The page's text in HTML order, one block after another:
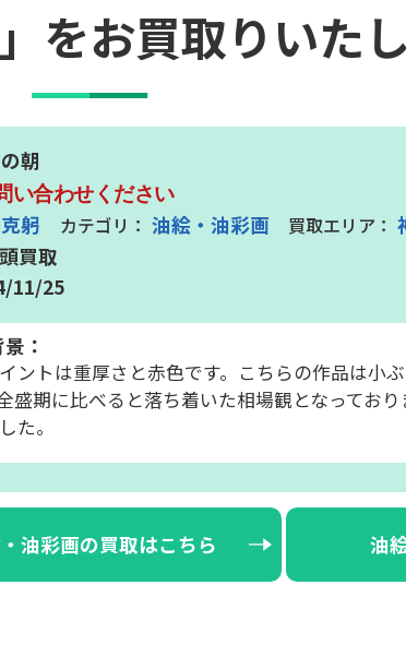
をお買取りいたし
朝
い合わせください
躬 油絵・油彩画
買取
11/25
：
ントは重厚さと赤色です。こちらの作品は小
盛期に比べると落ち着いた相場観となってお
た。
油彩画の買取はこちら 油